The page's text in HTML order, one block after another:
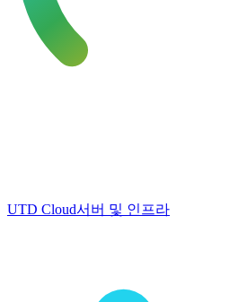
UTD Cloud서버 및 인프라